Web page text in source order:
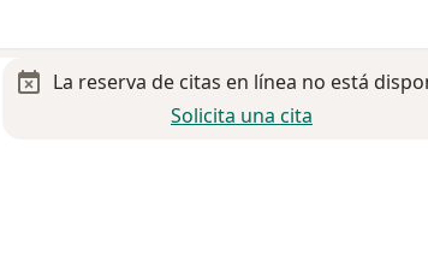
La reserva de citas en línea no está
Solicita una cita